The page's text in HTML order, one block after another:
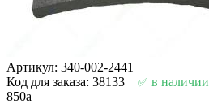
Артикул: 340-002-2441
Код для заказа: 38133
в наличии
850a